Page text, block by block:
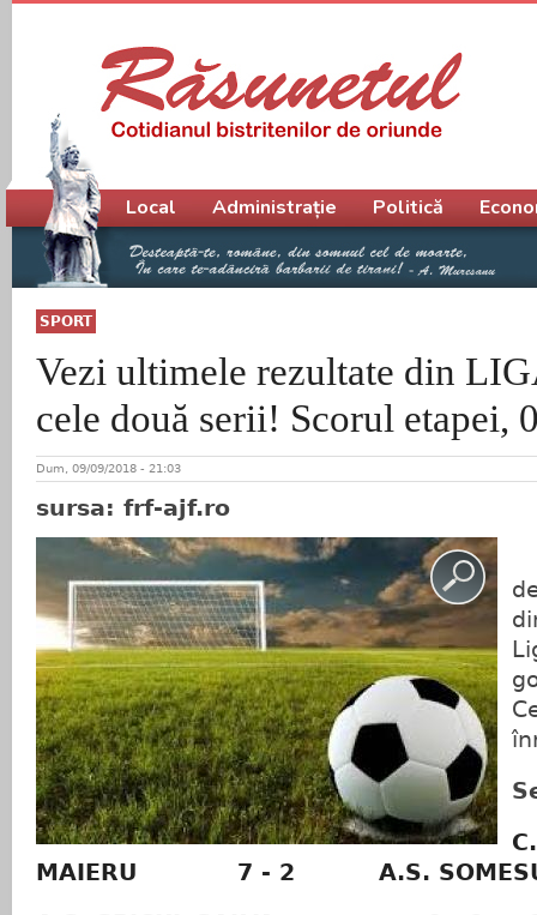
SPORT
Vezi ultimele rezultate din
cele două serii! Scorul etapei,
Dum, 09/09/2018 - 21:03
sursa: frf-ajf.ro
MAIERU
7 - 2 A.S.
Meniu principal
Local Administrație Politică